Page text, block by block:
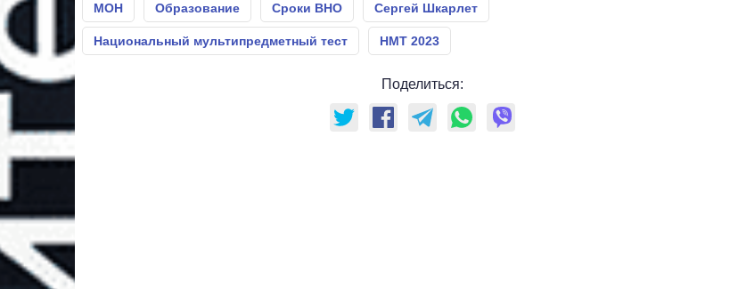
МОН Образование Сроки ВНО Сергей Шкарлет
Национальный мультипредметный тест НМТ 2023
Поделиться: